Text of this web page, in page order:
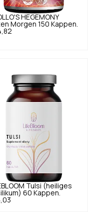
HEGEMONY
Morgen 150 Kappen.
Tulsi (heiliges
60 Kappen.